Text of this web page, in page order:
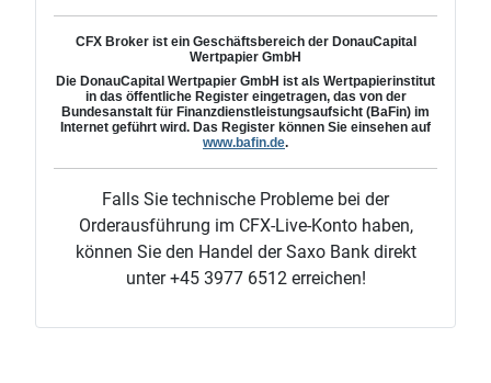
CFX Broker ist ein Geschäftsbereich der DonauCapital
Wertpapier GmbH
Die DonauCapital Wertpapier GmbH ist als Wertpapierinstitut
in das öffentliche Register eingetragen, das von der
Bundesanstalt für Finanzdienstleistungsaufsicht (BaFin) im
Internet geführt wird. Das Register können Sie einsehen auf
www.bafin.de.
Falls Sie technische Probleme bei der
Orderausführung im CFX-Live-Konto haben,
können Sie den Handel der Saxo Bank direkt
unter +45 3977 6512 erreichen!